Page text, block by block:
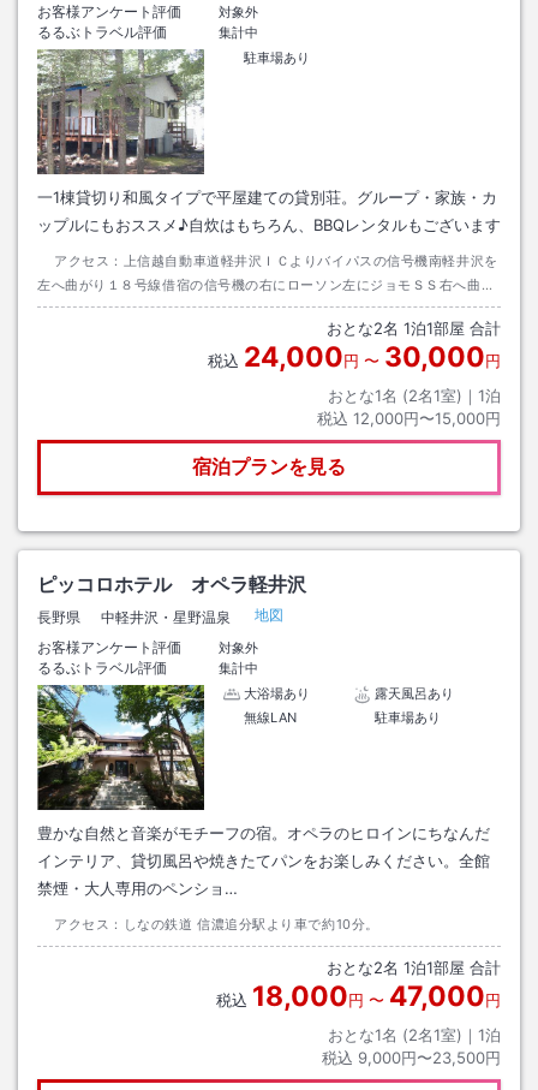
お客様アンケート評価
対象外
るるぶトラベル評価
集計中
駐車場あり
一1棟貸切り和風タイプで平屋建ての貸別荘。グループ・家族・カ
ップルにもおススメ♪自炊はもちろん、BBQレンタルもございます
アクセス： 上信越自動車道軽井沢ＩＣよりバイパスの信号機南軽井沢を
左へ曲がり１８号線借宿の信号機の右にローソン左にジョモＳＳ右へ曲が
り約１．６キロのところにＹの字直角ではなく左斜めうえへ
おとな2名 1泊1部屋 合計
税込 24,000円 〜 30,000円
おとな1名 (2名1室)｜ 1泊
税込 12,000円〜15,000円
宿泊プランを見る
ピッコロホテル オペラ軽井沢
長野県 中軽井沢・星野温泉
地図
お客様アンケート評価
対象外
るるぶトラベル評価
集計中
大浴場あり
露天風呂あり
無線LAN
駐車場あり
豊かな自然と音楽がモチーフの宿。オペラのヒロインにちなんだ
インテリア、貸切風呂や焼きたてパンをお楽しみください。全館
禁煙・大人専用のペンショ…
アクセス： しなの鉄道 信濃追分駅より車で約10分。
おとな2名 1泊1部屋 合計
税込 18,000円 〜 47,000円
おとな1名 (2名1室)｜ 1泊
税込 9,000円〜23,500円